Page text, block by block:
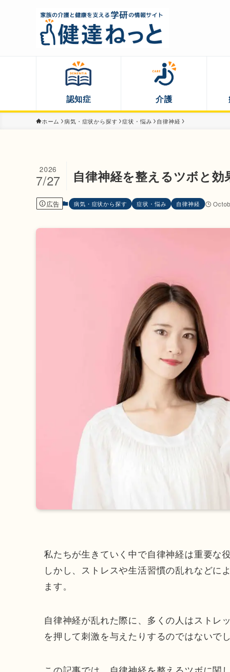
認知症 介護
ホーム 病気・症状から探す 症状・悩み 自律神経
自律神経を整えるツボと効
2026
7/27
広告 病気・症状から探す 症状・悩み 自律神経
私たちが生きていく中で自律神経は重要な
しかし、ストレスや生活習慣の乱れなどに
ます。
自律神経が乱れた際に、多くの人はストレ
を押して刺激を与えたりするのではないでし